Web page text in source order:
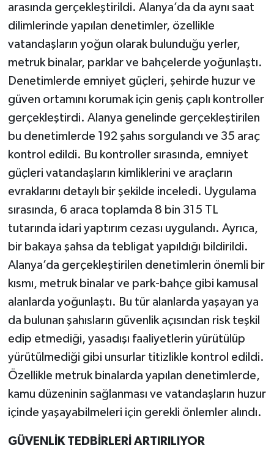
arasında gerçekleştirildi. Alanya’da da aynı saat
dilimlerinde yapılan denetimler, özellikle
vatandaşların yoğun olarak bulunduğu yerler,
metruk binalar, parklar ve bahçelerde yoğunlaştı.
Denetimlerde emniyet güçleri, şehirde huzur ve
güven ortamını korumak için geniş çaplı kontroller
gerçekleştirdi. Alanya genelinde gerçekleştirilen
bu denetimlerde 192 şahıs sorgulandı ve 35 araç
kontrol edildi. Bu kontroller sırasında, emniyet
güçleri vatandaşların kimliklerini ve araçların
evraklarını detaylı bir şekilde inceledi. Uygulama
sırasında, 6 araca toplamda 8 bin 315 TL
tutarında idari yaptırım cezası uygulandı. Ayrıca,
bir bakaya şahsa da tebligat yapıldığı bildirildi.
Alanya’da gerçekleştirilen denetimlerin önemli bir
kısmı, metruk binalar ve park-bahçe gibi kamusal
alanlarda yoğunlaştı. Bu tür alanlarda yaşayan ya
da bulunan şahısların güvenlik açısından risk teşkil
edip etmediği, yasadışı faaliyetlerin yürütülüp
yürütülmediği gibi unsurlar titizlikle kontrol edildi.
Özellikle metruk binalarda yapılan denetimlerde,
kamu düzeninin sağlanması ve vatandaşların huzur
içinde yaşayabilmeleri için gerekli önlemler alındı.
GÜVENLİK TEDBİRLERİ ARTIRILIYOR